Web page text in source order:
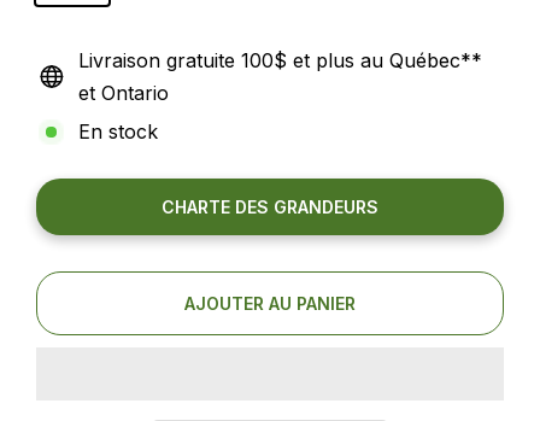
Livraison gratuite 100$ et plus au Québec**
et Ontario
En stock
CHARTE DES GRANDEURS
AJOUTER AU PANIER